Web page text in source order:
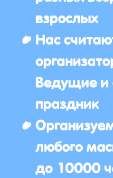
взрослых
Нас
Ведущие
праздник
любого
до 10000